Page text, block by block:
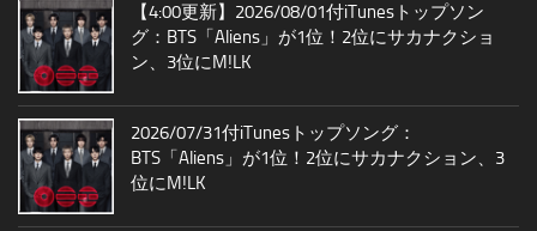
【4:00更新】2026/08/01付iTunesトップソン
グ：BTS「Aliens」が1位！2位にサカナクショ
ン、3位にM!LK
2026/07/31付iTunesトップソング：
BTS「Aliens」が1位！2位にサカナクション、3
位にM!LK